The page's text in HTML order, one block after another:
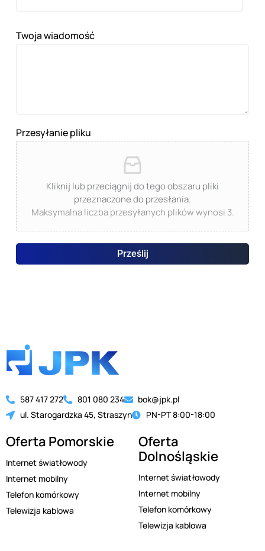
Twoja wiadomość
Przesyłanie pliku
Kliknij lub przeciągnij do tego obszaru pliki
przeznaczone do przesłania.
Maksymalna liczba przesyłanych plików wynosi 3.
Prześlij
587 417 272 801 080 234
bok@jpk.pl
ul. Starogardzka 45, Straszyn
PN-PT 8:00-18:00
Oferta Pomorskie
Internet światłowody
Internet mobilny
Telefon komórkowy
Telewizja kablowa
Oferta
Dolnośląskie
Internet światłowody
Internet mobilny
Telefon komórkowy
Telewizja kablowa